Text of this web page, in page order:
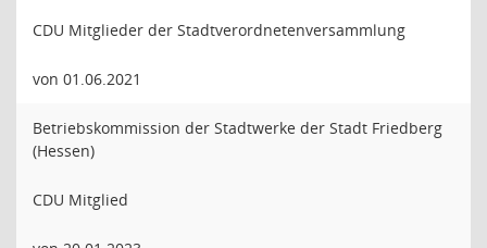
CDU Mitglieder der Stadtverordnetenversammlung
von 01.06.2021
Betriebskommission der Stadtwerke der Stadt Friedberg
(Hessen)
CDU Mitglied